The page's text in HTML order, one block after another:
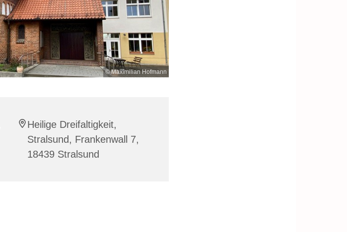
© Maximilian Hofmann
Heilige Dreifaltigkeit,
Stralsund, Frankenwall 7,
18439 Stralsund